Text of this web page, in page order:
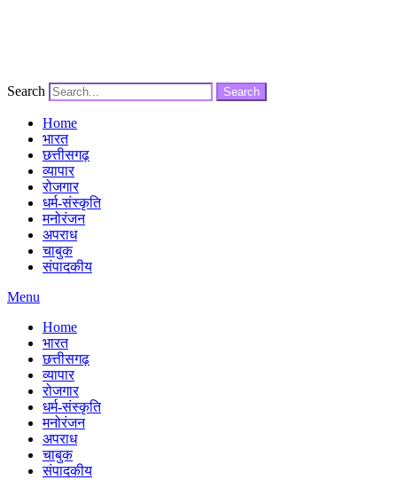
Search Search
Home
भारत
छत्तीसगढ़
व्यापार
रोजगार
धर्म-संस्कृति
मनोरंजन
अपराध
चाबुक
संपादकीय
Menu
Home
भारत
छत्तीसगढ़
व्यापार
रोजगार
धर्म-संस्कृति
मनोरंजन
अपराध
चाबुक
संपादकीय